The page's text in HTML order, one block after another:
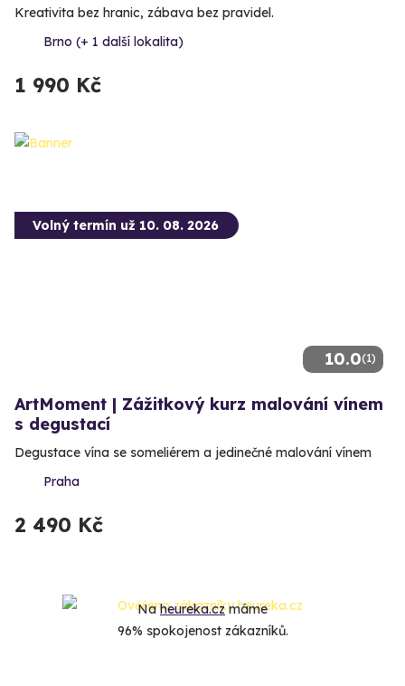
Kreativita bez hranic, zábava bez pravidel.
Brno (+ 1 další lokalita)
1 990 Kč
10.0(1)
Volný termín už 10. 08. 2026
ArtMoment | Zážitkový kurz malování vínem
s degustací
Degustace vína se someliérem a jedinečné malování vínem
Praha
2 490 Kč
Naheureka.czmáme
96% spokojenost zákazníků.